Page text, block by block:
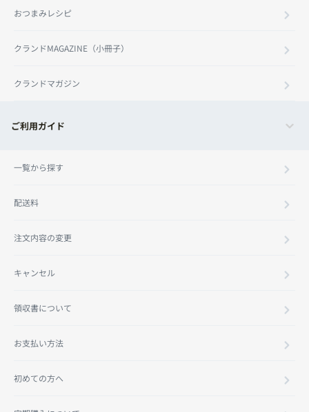
おつまみレシピ
クランドMAGAZINE（小冊子）
クランドマガジン
ご利用ガイド
一覧から探す
配送料
注文内容の変更
キャンセル
領収書について
お支払い方法
初めての方へ